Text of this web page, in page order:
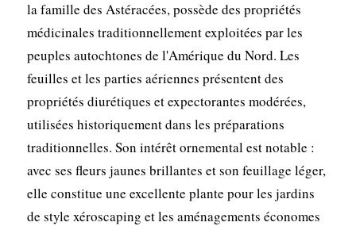
la famille des Astéracées, possède des propriétés
médicinales traditionnellement exploitées par les
peuples autochtones de l'Amérique du Nord. Les
feuilles et les parties aériennes présentent des
propriétés diurétiques et expectorantes modérées,
utilisées historiquement dans les préparations
traditionnelles. Son intérêt ornemental est notable :
avec ses fleurs jaunes brillantes et son feuillage léger,
elle constitue une excellente plante pour les jardins
de style xéroscaping et les aménagements économes